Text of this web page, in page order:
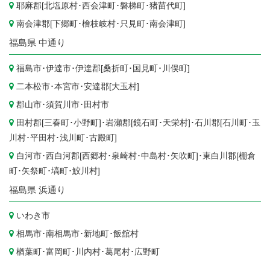
耶麻郡[北塩原村･西会津町 ･磐梯町 ･猪苗代町 ]
南会津郡[下郷町 ･檜枝岐村･ 只見町 ･南会津町 ]
福島県 中通り
福島市･伊達市･伊達郡[桑折町 ･ 国見町 ･ 川俣町 ]
二本松市･本宮市･安達郡[大玉村]
郡山市･須賀川市･ 田村市
田村郡[三春町 ･小野町 ]･岩瀬郡[鏡石町 ･ 天栄村]･石川郡[石川町 ･ 玉
川村･平田村･浅川町 ･古殿町 ]
白河市･西白河郡[西郷村･ 泉崎村･中島村･ 矢吹町 ]･東白川郡[棚倉
町 ･ 矢祭町 ･塙町 ･鮫川村]
福島県 浜通り
いわき市
相馬市･南相馬市･ 新地町 ･飯舘村
楢葉町 ･富岡町 ･ 川内村･葛尾村･ 広野町